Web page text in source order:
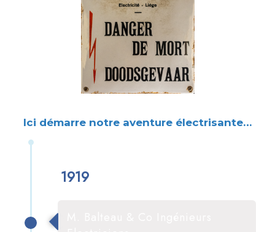
Ici démarre notre aventure électrisante…
1919